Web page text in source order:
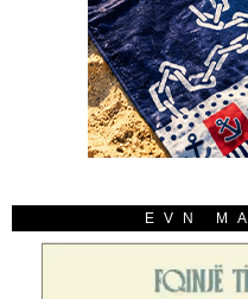
EVN